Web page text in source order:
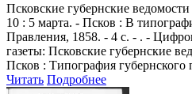
Псковские губернские ведомости
10 : 5 марта. - Псков : В
Правления, 1858. - 4 с. - . -
газеты: Псковские губернские
Псков : Типография губернского
Читать Подробнее